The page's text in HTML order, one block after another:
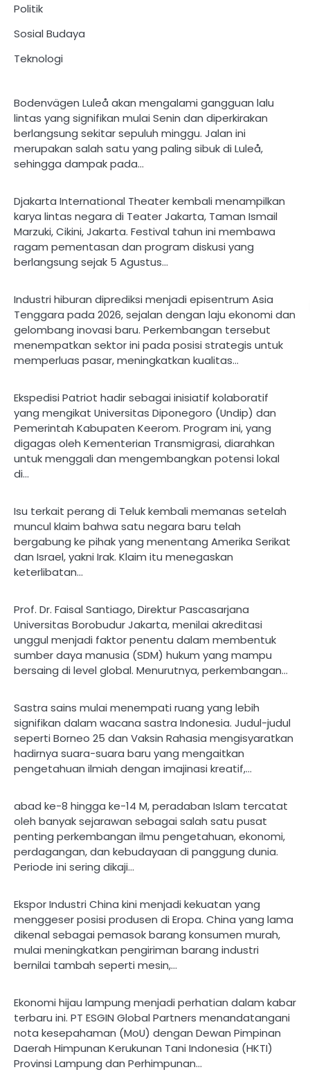
Politik
Sosial Budaya
Teknologi
Bodenvägen Luleå akan mengalami gangguan lalu
lintas yang signifikan mulai Senin dan diperkirakan
berlangsung sekitar sepuluh minggu. Jalan ini
merupakan salah satu yang paling sibuk di Luleå,
sehingga dampak pada…
Djakarta International Theater kembali menampilkan
karya lintas negara di Teater Jakarta, Taman Ismail
Marzuki, Cikini, Jakarta. Festival tahun ini membawa
ragam pementasan dan program diskusi yang
berlangsung sejak 5 Agustus…
Industri hiburan diprediksi menjadi episentrum Asia
Tenggara pada 2026, sejalan dengan laju ekonomi dan
gelombang inovasi baru. Perkembangan tersebut
menempatkan sektor ini pada posisi strategis untuk
memperluas pasar, meningkatkan kualitas…
Ekspedisi Patriot hadir sebagai inisiatif kolaboratif
yang mengikat Universitas Diponegoro (Undip) dan
Pemerintah Kabupaten Keerom. Program ini, yang
digagas oleh Kementerian Transmigrasi, diarahkan
untuk menggali dan mengembangkan potensi lokal
di…
Isu terkait perang di Teluk kembali memanas setelah
muncul klaim bahwa satu negara baru telah
bergabung ke pihak yang menentang Amerika Serikat
dan Israel, yakni Irak. Klaim itu menegaskan
keterlibatan…
Prof. Dr. Faisal Santiago, Direktur Pascasarjana
Universitas Borobudur Jakarta, menilai akreditasi
unggul menjadi faktor penentu dalam membentuk
sumber daya manusia (SDM) hukum yang mampu
bersaing di level global. Menurutnya, perkembangan…
Sastra sains mulai menempati ruang yang lebih
signifikan dalam wacana sastra Indonesia. Judul-judul
seperti Borneo 25 dan Vaksin Rahasia mengisyaratkan
hadirnya suara-suara baru yang mengaitkan
pengetahuan ilmiah dengan imajinasi kreatif,…
abad ke-8 hingga ke-14 M, peradaban Islam tercatat
oleh banyak sejarawan sebagai salah satu pusat
penting perkembangan ilmu pengetahuan, ekonomi,
perdagangan, dan kebudayaan di panggung dunia.
Periode ini sering dikaji…
Ekspor Industri China kini menjadi kekuatan yang
menggeser posisi produsen di Eropa. China yang lama
dikenal sebagai pemasok barang konsumen murah,
mulai meningkatkan pengiriman barang industri
bernilai tambah seperti mesin,…
Ekonomi hijau lampung menjadi perhatian dalam kabar
terbaru ini. PT ESGIN Global Partners menandatangani
nota kesepahaman (MoU) dengan Dewan Pimpinan
Daerah Himpunan Kerukunan Tani Indonesia (HKTI)
Provinsi Lampung dan Perhimpunan…